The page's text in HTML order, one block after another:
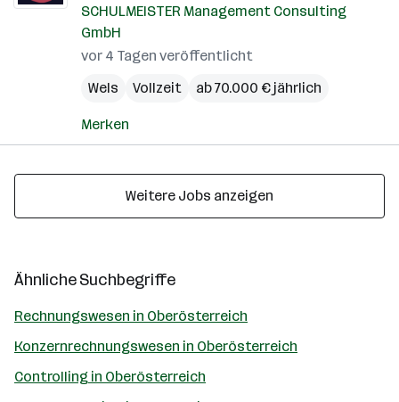
SCHULMEISTER Management Consulting
GmbH
vor 4 Tagen veröffentlicht
Wels
Vollzeit ab 70.000 € jährlich
Merken
Weitere Jobs anzeigen
Ähnliche Suchbegriffe
Rechnungswesen in Oberösterreich
Konzernrechnungswesen in Oberösterreich
Controlling in Oberösterreich